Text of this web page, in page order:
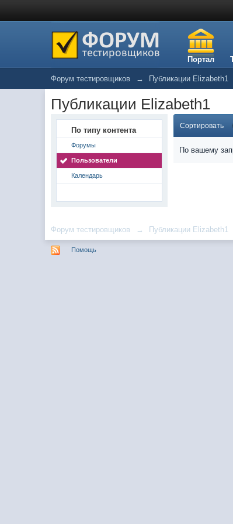
Портал
Форум тестировщиков → Публикации Elizabeth1
Публикации Elizabeth1
По типу контента
Форумы
Пользователи
Календарь
Сортировать
По вашему
Форум тестировщиков → Публикации Elizabeth1
Помощь